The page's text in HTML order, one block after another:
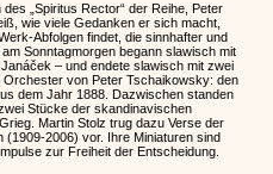
„Spiritus Rector“ der Reihe, Peter
wie viele Gedanken er sich macht,
Abfolgen findet, die sinnhafter und
Sonntagmorgen begann slawisch mit
– und endete slawisch mit zwei
von Peter Tschaikowsky: den
dem Jahr 1888. Dazwischen standen
Stücke der skandinavischen
Martin Stolz trug dazu Verse der
(1909-2006) vor. Ihre Miniaturen sind
zur Freiheit der Entscheidung.